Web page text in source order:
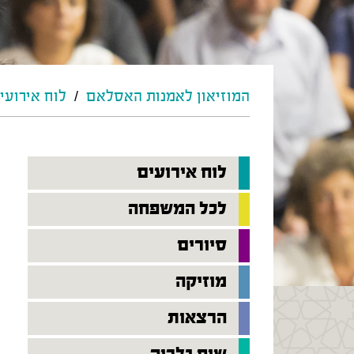
המוזיאון לאמנות האסלאם / לוח
לוח אירועים
לכל המשפחה
סיורים
מוזיקה
הרצאות